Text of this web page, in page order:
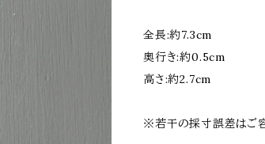
全長:約7.3cm
奥行き:約0.5cm
高さ:約2.7cm
※若干の採寸誤差はご容